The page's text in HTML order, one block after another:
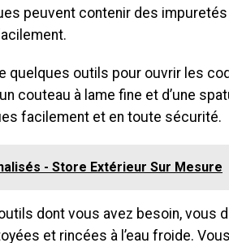
peuvent contenir des
quelques outils pour ouvrir les
couteau à lame fine et d’une
facilement et en toute sécurité.
- Store Extérieur Sur Mesure
dont vous avez besoin, vous
et rincées à l’eau froide.